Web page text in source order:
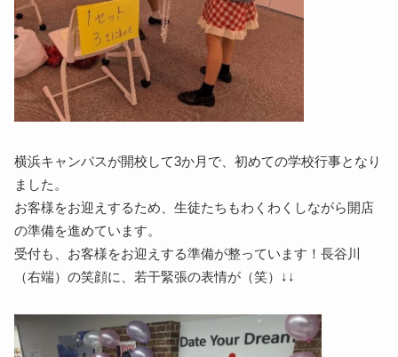
横浜キャンパスが開校して3か月で、初めての学校行事となり
ました。
お客様をお迎えするため、生徒たちもわくわくしながら開店
の準備を進めています。
受付も、お客様をお迎えする準備が整っています！長谷川
（右端）の笑顔に、若干緊張の表情が（笑）↓↓